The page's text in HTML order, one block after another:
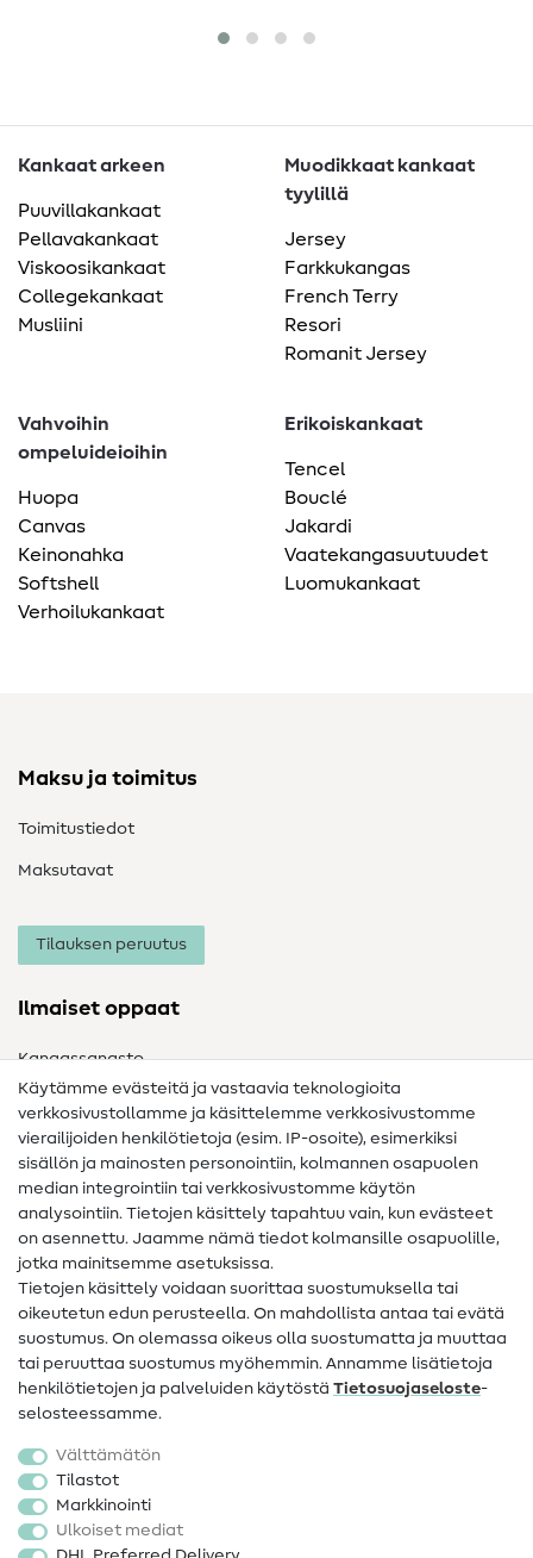
Kankaat arkeen
Puuvillakankaat
Pellavakankaat
Viskoosikankaat
Collegekankaat
Musliini
Muodikkaat kankaat
tyylillä
Jersey
Farkkukangas
French Terry
Resori
Romanit Jersey
Vahvoihin
ompeluideioihin
Huopa
Canvas
Keinonahka
Softshell
Verhoilukankaat
Erikoiskankaat
Tencel
Bouclé
Jakardi
Vaatekangasuutuudet
Luomukankaat
Maksu ja toimitus
Toimitustiedot
Maksutavat
Tilauksen peruutus
Ilmaiset oppaat
Kangassanasto
Ompelusanasto
Ompeluohjeet
Apua ja yhteystiedot
Yhteystiedot
Tietoa omistajanvaihdoksesta
Peruutusoikeus
Suosittu
Kankaat
Ompelutarvikkeet
Ale
Käytämme evästeitä ja vastaavia teknologioita
verkkosivustollamme ja käsittelemme verkkosivustomme
vierailijoiden henkilötietoja (esim. IP-osoite), esimerkiksi
sisällön ja mainosten personointiin, kolmannen osapuolen
median integrointiin tai verkkosivustomme käytön
analysointiin. Tietojen käsittely tapahtuu vain, kun evästeet
on asennettu. Jaamme nämä tiedot kolmansille osapuolille,
jotka mainitsemme asetuksissa.
Tietojen käsittely voidaan suorittaa suostumuksella tai
oikeutetun edun perusteella. On mahdollista antaa tai evätä
suostumus. On olemassa oikeus olla suostumatta ja muuttaa
tai peruuttaa suostumus myöhemmin. Annamme lisätietoja
henkilötietojen ja palveluiden käytöstä Tietosuojaseloste-
selosteessamme.
Välttämätön
Tilastot
Markkinointi
Ulkoiset mediat